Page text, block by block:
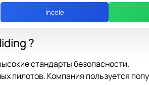
İncele
?
стандарты безопасности.
пилотов. Компания пользуется